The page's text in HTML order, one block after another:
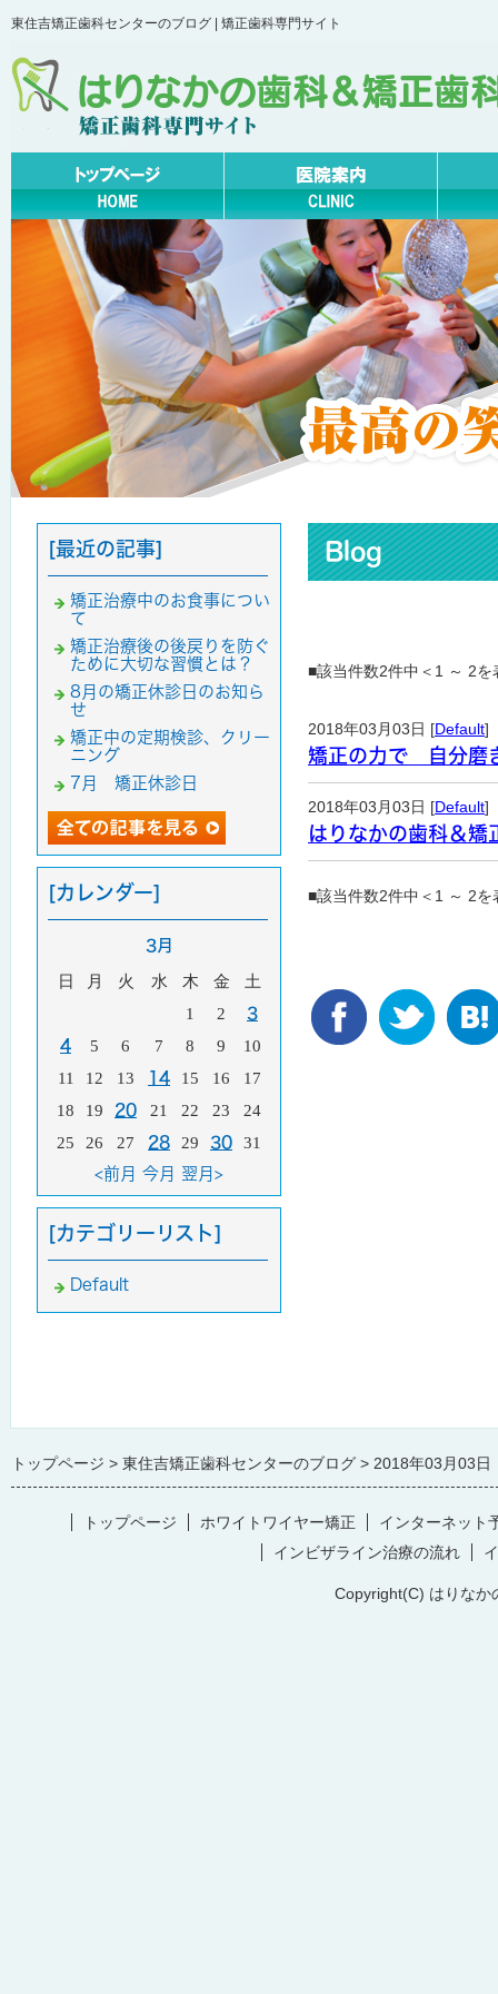
東住吉矯正歯科センターのブログ | 矯正歯科専門サイト
Blog
■該当件数2件中＜1 ～ 2を
2018年03月03日 [Default]
矯正の力で 自分
2018年03月03日 [Default]
はりなかの歯科＆矯
■該当件数2件中＜1 ～ 2を
[最近の記事]
矯正治療中のお食事につい
て
矯正治療後の後戻りを防ぐ
ために大切な習慣とは？
8月の矯正休診日のお知ら
せ
矯正中の定期検診、クリー
ニング
7月 矯正休診日
[カレンダー]
3月
日 月 火 水 木 金
土
1
2
3
4
5 6 7 8 9
10
11
12 13 14 15 16
17
18
19 20 21 22 23
24
25
26 27 28 29 30 31
<前月 今月 翌月>
[カテゴリーリスト]
Default
トップページ 東住吉矯正歯科センターのブログ 2018年03月03日
トップページ ホワイトワイヤー矯正
インターネット
インビザライン治療の流れ
Copyright(C) はりなか